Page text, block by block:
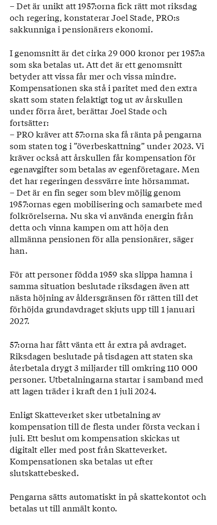
– Det är unikt att 1957:orna fick rätt mot riksdag
och regering, konstaterar Joel Stade, PRO:s
sakkunniga i pensionärers ekonomi.
I genomsnitt är det cirka 29 000 kronor per 1957:a
som ska betalas ut. Att det är ett genomsnitt
betyder att vissa får mer och vissa mindre.
Kompensationen ska stå i paritet med den extra
skatt som staten felaktigt tog ut av årskullen
under förra året, berättar Joel Stade och
fortsätter:
– PRO kräver att 57:orna ska få ränta på pengarna
som staten tog i ”överbeskattning” under 2023. Vi
kräver också att årskullen får kompensation för
egenavgifter som betalas av egenföretagare. Men
det har regeringen dessvärre inte hörsammat.
– Det är en fin seger som blev möjlig genom
1957:ornas egen mobilisering och samarbete med
folkrörelserna. Nu ska vi använda energin från
detta och vinna kampen om att höja den
allmänna pensionen för alla pensionärer, säger
han.
För att personer födda 1959 ska slippa hamna i
samma situation beslutade riksdagen även att
nästa höjning av åldersgränsen för rätten till det
förhöjda grundavdraget skjuts upp till 1 januari
2027.
57:orna har fått vänta ett år extra på avdraget.
Riksdagen beslutade på tisdagen att staten ska
återbetala drygt 3 miljarder till omkring 110 000
personer. Utbetalningarna startar i samband med
att lagen träder i kraft den 1 juli 2024.
Enligt Skatteverket sker utbetalning av
kompensation till de flesta under första veckan i
juli. Ett beslut om kompensation skickas ut
digitalt eller med post från Skatteverket.
Kompensationen ska betalas ut efter
slutskattebesked.
Pengarna sätts automatiskt in på skattekontot och
betalas ut till anmält konto.